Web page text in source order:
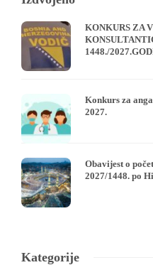
KONKURS ZA
1448./
Konkurs za
2027.
Obavijest o
2027/1448. po
Kategorije